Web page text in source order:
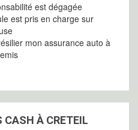
est dégagée
est pris en charge sur
mon assurance auto à
CASH À CRETEIL